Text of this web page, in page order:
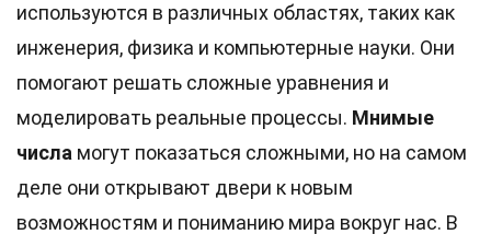
используются в различных областях, таких как
инженерия, физика и компьютерные науки. Они
помогают решать сложные уравнения и
моделировать реальные процессы. Мнимые
числа могут показаться сложными, но на самом
деле они открывают двери к новым
возможностям и пониманию мира вокруг нас. В